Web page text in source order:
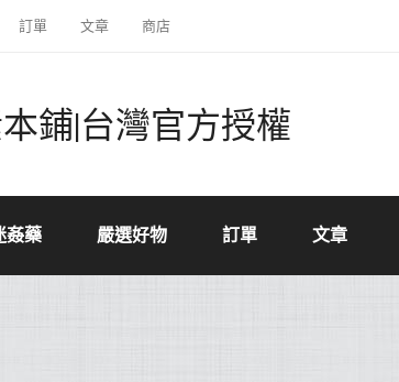
訂單 文章 商店
鋪|台灣官方授權
姦藥 嚴選好物 訂單 文章